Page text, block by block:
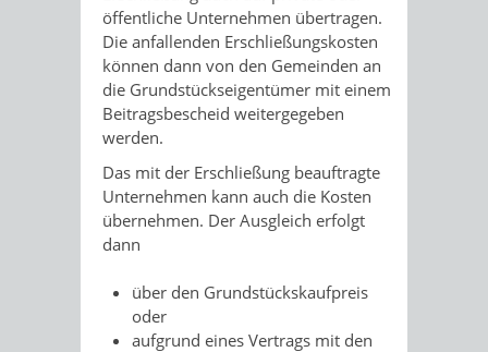
öffentliche Unternehmen übertragen.
Die anfallenden Erschließungskosten
können dann von den Gemeinden an
die Grundstückseigentümer mit einem
Beitragsbescheid weitergegeben
werden.
Das mit der Erschließung beauftragte
Unternehmen kann auch die Kosten
übernehmen. Der Ausgleich erfolgt
dann
über den Grundstückskaufpreis
oder
aufgrund eines Vertrags mit den